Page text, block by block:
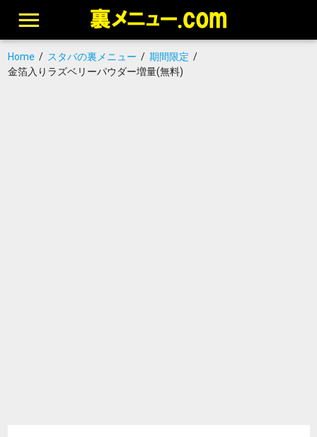
Home/ スタバの裏メニュー / 期間限定 /
金箔入りラズベリーパウダー増量(無料)